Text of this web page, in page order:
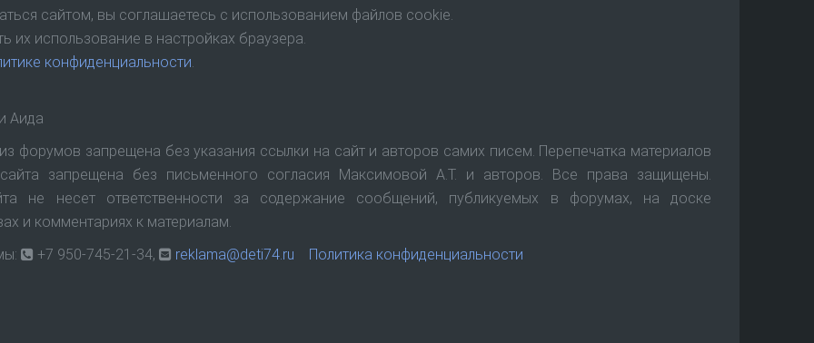
сайтом, вы соглашаетесь с использованием файлов cookie.
их использование в настройках браузера.
конфиденциальности.
Аида
форумов запрещена без указания ссылки на сайт и авторов самих писем. Перепечатка материалов
запрещена без письменного согласия Максимовой А.Т. и авторов. Все права защищены.
не несет ответственности за содержание сообщений, публикуемых в форумах, на доске
и комментариях к материалам.
+7 950-745-21-34, reklama@deti74.ru Политика конфиденциальности